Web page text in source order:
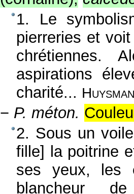
1. Le
pierreries et
chrétiennes.
aspirations
charité...
− P. méton.
2. Sous un
fille] la poitrine
ses yeux, les
blancheur